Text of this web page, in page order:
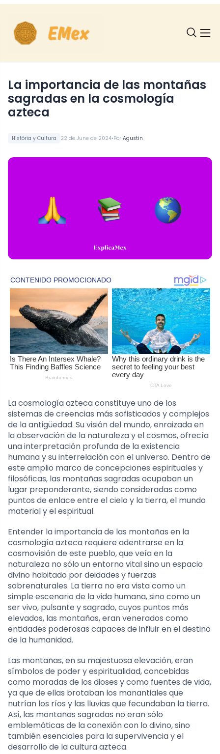
História y Cultura 22 de June de 2024•Por Agustin
La importancia de las montañas
sagradas en la cosmología
azteca
La cosmología azteca constituye uno de los
sistemas de creencias más sofisticados y complejos
de la antigüedad. Su visión del mundo, enraizada en
la observación de la naturaleza y el cosmos, ofrecía
una interpretación profunda de la existencia
humana y su interrelación con el universo. Dentro de
este amplio marco de concepciones espirituales y
filosóficas, las montañas sagradas ocupaban un
lugar preponderante, siendo consideradas como
puntos de enlace entre el cielo y la tierra, el mundo
material y el espiritual.
Entender la importancia de las montañas en la
cosmología azteca requiere adentrarse en la
cosmovisión de este pueblo, que veía en la
naturaleza no sólo un entorno vital sino un espacio
divino habitado por deidades y fuerzas
sobrenaturales. La tierra no era vista como un
simple escenario de la vida humana, sino como un
ser vivo, pulsante y sagrado, cuyos puntos más
elevados, las montañas, eran venerados como
entidades poderosas capaces de influir en el destino
de la humanidad.
Las montañas, en su majestuosa elevación, eran
símbolos de poder y espiritualidad, concebidas
como moradas de los dioses y como fuentes de vida,
ya que de ellas brotaban los manantiales que
nutrían los ríos y las lluvias que fecundaban la tierra.
Así, las montañas sagradas no eran sólo
emblemáticas de la conexión con lo divino, sino
también esenciales para la supervivencia y el
desarrollo de la cultura azteca.